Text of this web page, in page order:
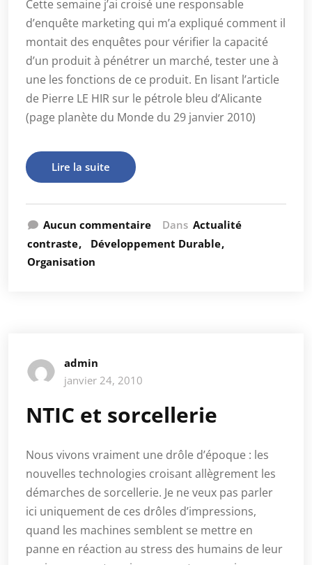
Cette semaine j’ai croisé une responsable
d’enquête marketing qui m’a expliqué comment il
montait des enquêtes pour vérifier la capacité
d’un produit à pénétrer un marché, tester une à
une les fonctions de ce produit. En lisant l’article
de Pierre LE HIR sur le pétrole bleu d’Alicante
(page planète du Monde du 29 janvier 2010)
Lire la suite
Aucun commentaire Dans Actualité
contraste
Développement Durable
Organisation
admin
janvier 24, 2010
NTIC et sorcellerie
Nous vivons vraiment une drôle d’époque : les
nouvelles technologies croisant allègrement les
démarches de sorcellerie. Je ne veux pas parler
ici uniquement de ces drôles d’impressions,
quand les machines semblent se mettre en
panne en réaction au stress des humains de leur